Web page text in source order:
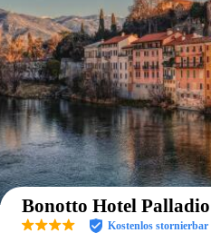
Bonotto Hotel Palladio
Kostenlos stornierbar